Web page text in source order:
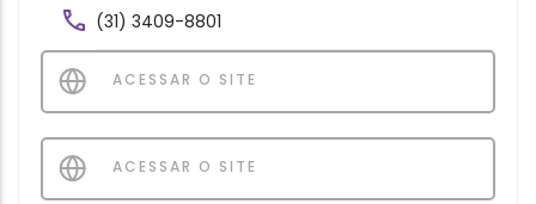
(31) 3409-8801
ACESSAR O SITE
ACESSAR O SITE